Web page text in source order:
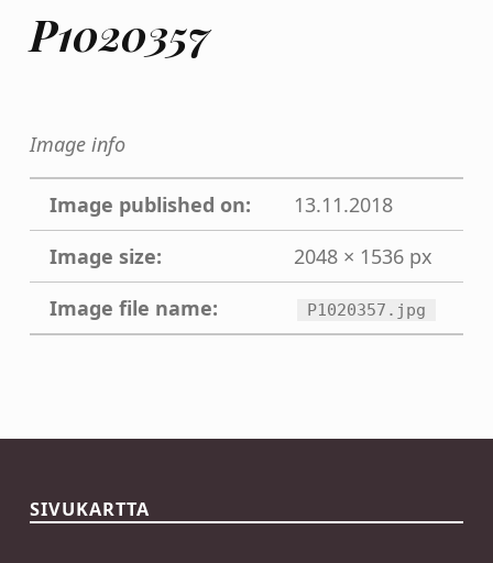
P1020357
Image info
Image published on:
13.11.2018
Image size:
2048 × 1536 px
Image file name:
P1020357.jpg
SIVUKARTTA